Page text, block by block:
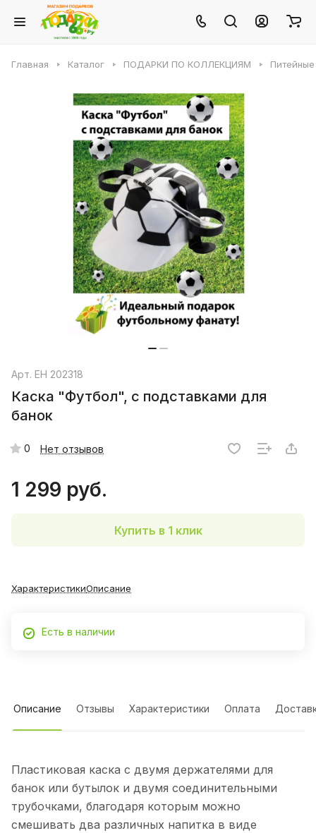
Главная Каталог ПОДАРКИ ПО КОЛЛЕКЦИЯМ
Арт. EH 202318
Каска "Футбол", с подставками для
банок
0 Нет отзывов
1 299 руб.
Купить в 1 клик
ХарактеристикиОписание
Есть в наличии
Описание Отзывы Характеристики Оплата
Пластиковая каска с двумя держателями для
банок или бутылок и двумя соединительными
трубочками, благодаря которым можно
смешивать два различных напитка в виде